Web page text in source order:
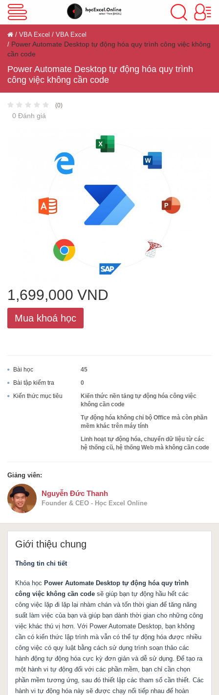
VBA Excel
Word
VBA Excel VBA Excel
Power Automate Desktop tự động hóa quy trình công việc không
cần code
Power Automate Desktop tự động hóa quy trình
công việc không cần code
(0)
0 Đánh giá
1,699,000 VND
Mua khoá học
Bài học
45
Bài tập kiểm tra
0
Kiến thức mục tiêu
Kiến thức nền tảng tự động hóa công việc
không cần code
Tự động hóa không chỉ bộ Office mà còn phần
mềm khác trên máy tính
Linh hoạt tự động hóa, chuyển dữ liệu từ các
hệ thống cũ, hệ thống Web mà không cần code
Giảng viên:
Nguyễn Đức Thanh
Founder & CEO - Học Excel Online
Giới thiệu chung
Thông tin chi tiết
Khóa học Power Automate Desktop tự động hóa quy trình
công việc không cần code sẽ giúp bạn tự động hầu hết các
công việc lặp đi lặp lại nhàm chán và tốn thời gian để tăng năng
suất làm việc của bạn và giúp bạn dành thời gian cho những công
việc khác thú vị hơn. Với Power Automate Desktop, bạn không
cần có kiến thức lập trình mà vẫn có thể tự động hóa được nhiều
công việc có quy luật bằng cách sử dụng trình soạn thảo các
hành động tự động hóa cực kỳ đơn giản và dễ sử dụng. Để tạo ra
một hành vi tự động đối với các phần mềm, bạn chỉ cần chọn
phần mềm tương ứng, sau đó thiết lập các tham số cần thiết. Các
hành vi tự động hóa này sẽ được chạy nối tiếp nhau để hoàn